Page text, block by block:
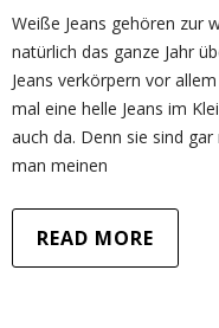
Weiße Jeans gehören zur
natürlich das ganze Jahr
Jeans verkörpern vor
mal eine helle Jeans im
auch da. Denn sie sind
man meinen
READ MORE